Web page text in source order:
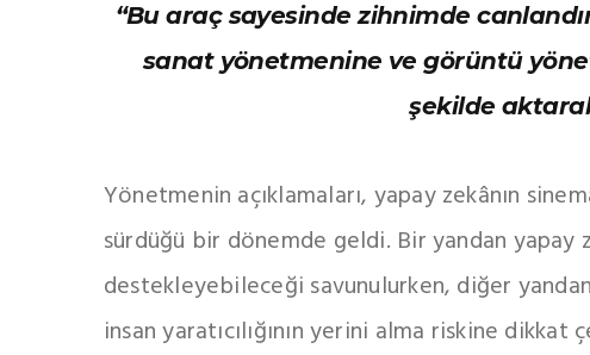
“Bu araç sayesinde zihnimde
sanat yönetmenine ve görüntü
şekilde
Yönetmenin açıklamaları, yapay zekânın
sürdüğü bir dönemde geldi. Bir yandan yapay
destekleyebileceği savunulurken, diğer
insan yaratıcılığının yerini alma riskine dikkat